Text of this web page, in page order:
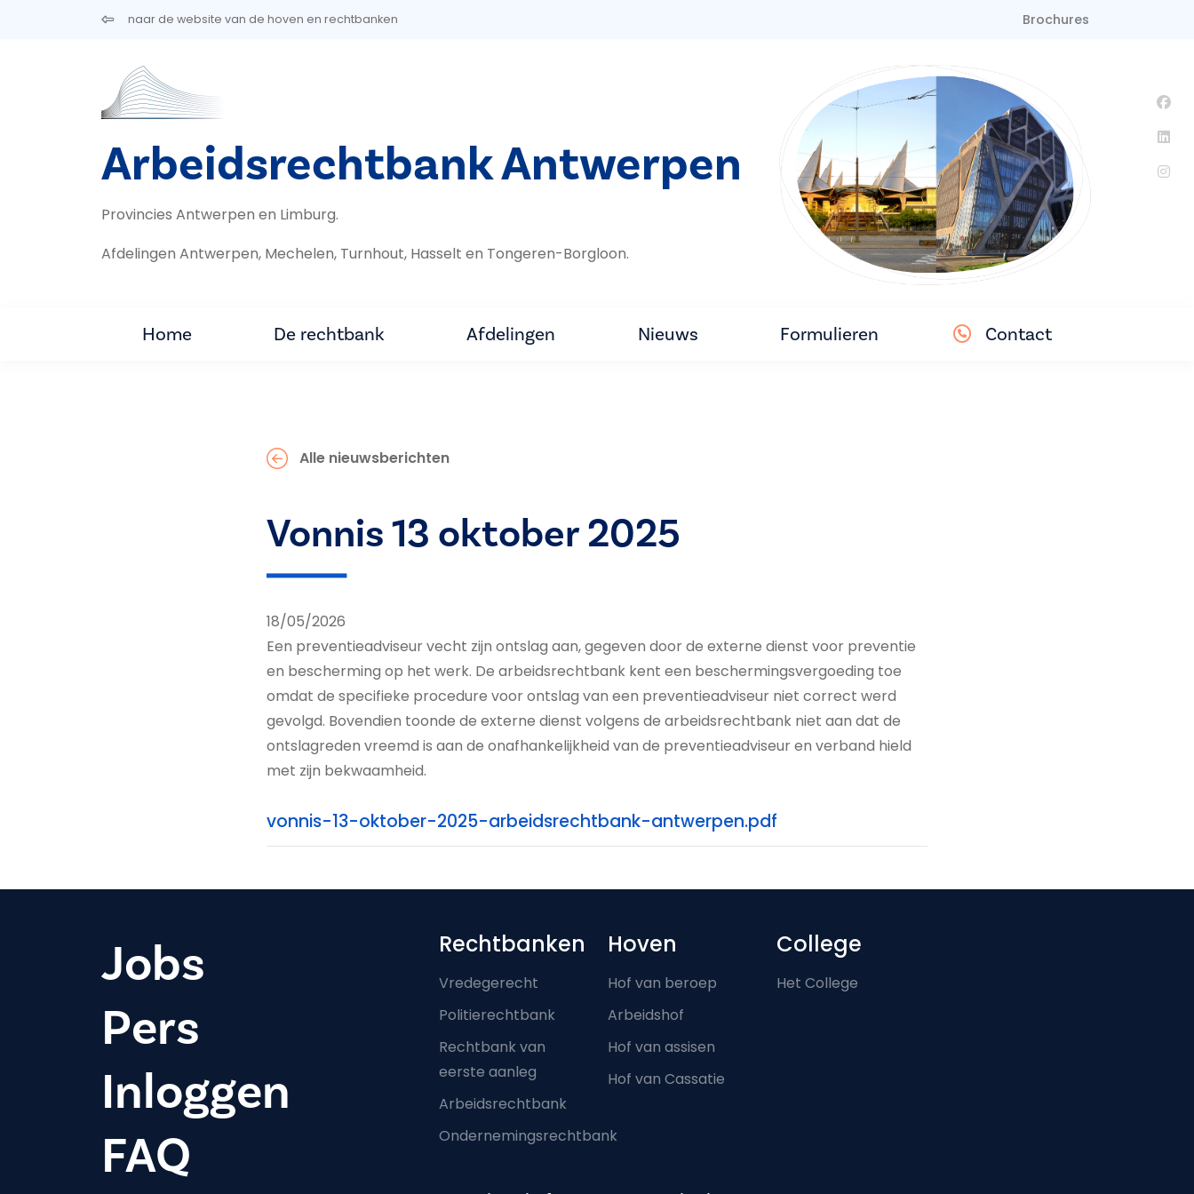
Overslaan en naar de inhoud gaannaar de website van de hoven en rechtbanken Brochures
Arbeidsrechtbank Antwerpen
Provincies Antwerpen en Limburg.
Afdelingen Antwerpen, Mechelen, Turnhout, Hasselt en Tongeren-Borgloon.
Home De rechtbank Afdelingen Nieuws Formulieren Contact
Alle nieuwsberichten
Vonnis 13 oktober 2025
18/05/2026
Een preventieadviseur vecht zijn ontslag aan, gegeven door de externe dienst voor preventie
en bescherming op het werk. De arbeidsrechtbank kent een beschermingsvergoeding toe
omdat de specifieke procedure voor ontslag van een preventieadviseur niet correct werd
gevolgd. Bovendien toonde de externe dienst volgens de arbeidsrechtbank niet aan dat de
ontslagreden vreemd is aan de onafhankelijkheid van de preventieadviseur en verband hield
met zijn bekwaamheid.
vonnis-13-oktober-2025-arbeidsrechtbank-antwerpen.pdf
Jobs
Pers
Inloggen
FAQ
Footer-menu
Rechtbanken
Vredegerecht
Politierechtbank
Rechtbank van
eerste aanleg
Arbeidsrechtbank
Ondernemingsrechtbank
Hoven
Hof van beroep
Arbeidshof
Hof van assisen
Hof van Cassatie
College
Het College